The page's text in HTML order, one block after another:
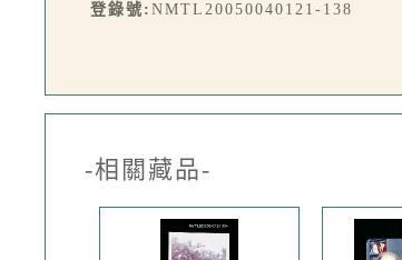
登錄號: NMTL20050040121-138
-相關藏品-